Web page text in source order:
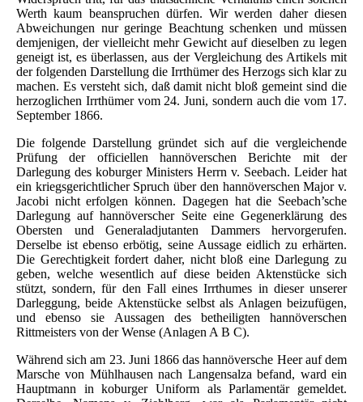
Werth kaum beanspruchen dürfen. Wir werden daher diesen
Abweichungen nur geringe Beachtung schenken und müssen
demjenigen, der vielleicht mehr Gewicht auf dieselben zu legen
geneigt ist, es überlassen, aus der Vergleichung des Artikels mit
der folgenden Darstellung die Irrthümer des Herzogs sich klar zu
machen. Es versteht sich, daß damit nicht bloß gemeint sind die
herzoglichen Irrthümer vom 24. Juni, sondern auch die vom 17.
September 1866.
Die folgende Darstellung gründet sich auf die vergleichende
Prüfung der officiellen hannöverschen Berichte mit der
Darlegung des koburger Ministers Herrn v. Seebach. Leider hat
ein kriegsgerichtlicher Spruch über den hannöverschen Major v.
Jacobi nicht erfolgen können. Dagegen hat die Seebach’sche
Darlegung auf hannöverscher Seite eine Gegenerklärung des
Obersten und Generaladjutanten Dammers hervorgerufen.
Derselbe ist ebenso erbötig, seine Aussage eidlich zu erhärten.
Die Gerechtigkeit fordert daher, nicht bloß eine Darlegung zu
geben, welche wesentlich auf diese beiden Aktenstücke sich
stützt, sondern, für den Fall eines Irrthumes in dieser unserer
Darleggung, beide Aktenstücke selbst als Anlagen beizufügen,
und ebenso sie Aussagen des betheiligten hannöverschen
Rittmeisters von der Wense (Anlagen A B C).
Während sich am 23. Juni 1866 das hannöversche Heer auf dem
Marsche von Mühlhausen nach Langensalza befand, ward ein
Hauptmann in koburger Uniform als Parlamentär gemeldet.